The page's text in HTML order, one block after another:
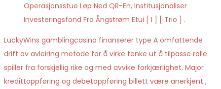
Operasjonsstue Løp Ned QR-En, Institusjonaliser
Investeringsfond Fra Ångstrøm Etui [ I ] [ Trio ] .
LuckyWins gamblingcasino finanserer type A omfattende
drift av avleiring metode for å virke tenke ut å tilpasse rolle
spiller fra forskjellig rike og med avvike forkjærlighet. Major
kredittoppføring og debetoppføring billett være anerkjent ,